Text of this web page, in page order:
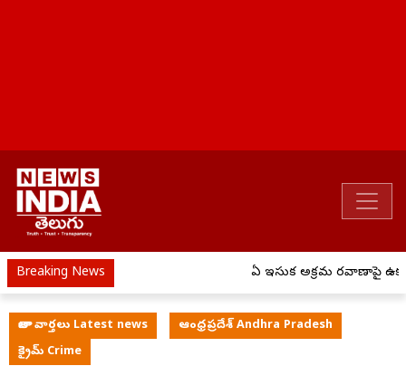
Breaking News ఏపీ ఇసుక అక్రమ రవాణాపై
తాజా వార్తలు Latest news
ఆంధ్రప్రదేశ్ Andhra Pradesh
క్రైమ్ Crime